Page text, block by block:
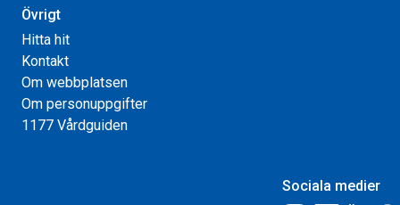
Övrigt
Hitta hit
Kontakt
Om webbplatsen
Om personuppgifter
1177 Vårdguiden
Sociala medier